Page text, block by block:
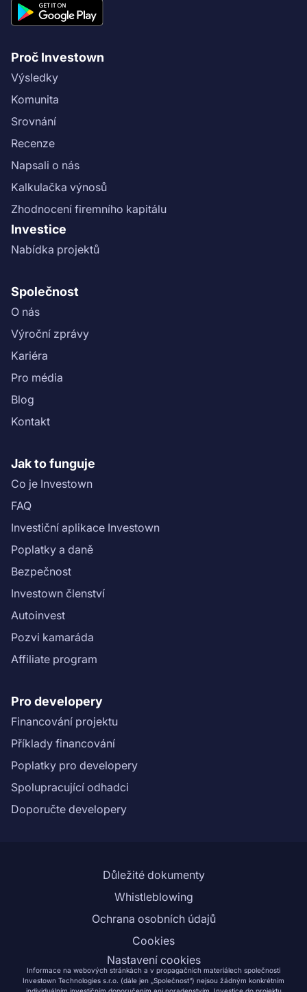
Proč Investown
Výsledky
Komunita
Srovnání
Recenze
Napsali o nás
Kalkulačka výnosů
Zhodnocení firemního kapitálu
Investice
Nabídka projektů
Společnost
O nás
Výroční zprávy
Kariéra
Pro média
Blog
Kontakt
Jak to funguje
Co je Investown
FAQ
Investiční aplikace Investown
Poplatky a daně
Bezpečnost
Investown členství
Autoinvest
Pozvi kamaráda
Affiliate program
Pro developery
Financování projektu
Příklady financování
Poplatky pro developery
Spolupracující odhadci
Doporučte developery
Důležité dokumenty
Whistleblowing
Ochrana osobních údajů
Cookies
Nastavení cookies
Informace na webových stránkách a v propagačních materiálech společnosti
Investown Technologies s.r.o. (dále jen „Společnost“) nejsou žádným konkrétním